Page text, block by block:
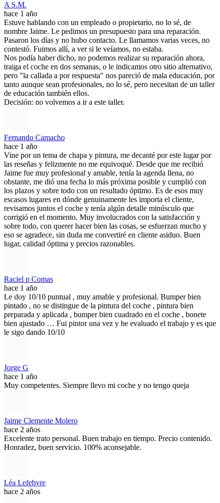
A S.M.
hace 1 año
Estuve hablando con un empleado o propietario, no lo sé, de
nombre Jaime. Le pedimos un presupuesto para una reparación.
Pasaron los días y no hubo contacto. Le llamamos varias veces, no
contestó. Fuimos allí, a ver si le veíamos, no estaba.
Nos podía haber dicho, no podemos realizar su reparación ahora,
traiga el coche en dos semanas, o le indicamos otro sitio alternativo,
pero "la callada a por respuesta" nos pareció de mala educación, por
tanto aunque sean profesionales, no lo sé, pero necesitan de un taller
de educación también ellos.
Decisión: no volvemos a ir a este taller.
Fernando Camacho
hace 1 año
Vine por un tema de chapa y pintura, me decanté por este lugar por
las reseñas y felizmente no me equivoqué. Desde que me recibió
Jaime fue muy profesional y amable, tenía la agenda llena, no
obstante, me dió una fecha lo más próxima posible y cumplió con
los plazos y sobre todo con un resultado óptimo. Es de esos muy
escasos lugares en dónde genuinamente les importa el cliente,
revisamos juntos el coche y tenía algún detalle minúsculo que
corrigió en el momento. Muy involucrados con la satisfacción y
sobre todo, con querer hacer bien las cosas, se esfuerzan mucho y
eso se agradece, sin duda me convertiré en cliente asiduo. Buen
lugar, calidad óptima y precios razonables.
Raciel p Comas
hace 1 año
Le doy 10/10 puntual , muy amable y profesional. Bumper bien
pintado , no se distingue de la pintura del coche , pintura bien
preparada y aplicada , bumper bien cuadrado en el coche , bonete
bien ajustado … Fui pintor una vez y he evaluado el trabajo y es que
le sigo dando 10/10
Jorge G
hace 1 año
Muy competentes. Siempre llevo mi coche y no tengo queja
Jaime Clemente Molero
hace 2 años
Excelente trato personal. Buen trabajo en tiempo. Precio contenido.
Honradez, buen servicio. 100% aconsejable.
Léa Lefebvre
hace 2 años